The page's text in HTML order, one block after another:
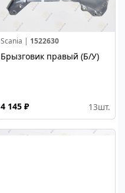
Scania | 1522630
Брызговик правый (Б/У)
4 145 ₽ 13шт.